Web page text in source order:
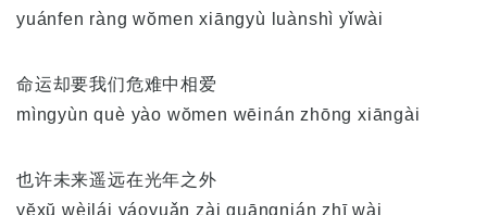
yuánfen ràng wŏmen xiāngyù luànshì yǐwài
命运却要我们危难中相爱
mìngyùn què yào wŏmen wēinán zhōng xiāngài
也许未来遥远在光年之外
yĕxŭ wèilái yáoyuǎn zài guāngnián zhī wài